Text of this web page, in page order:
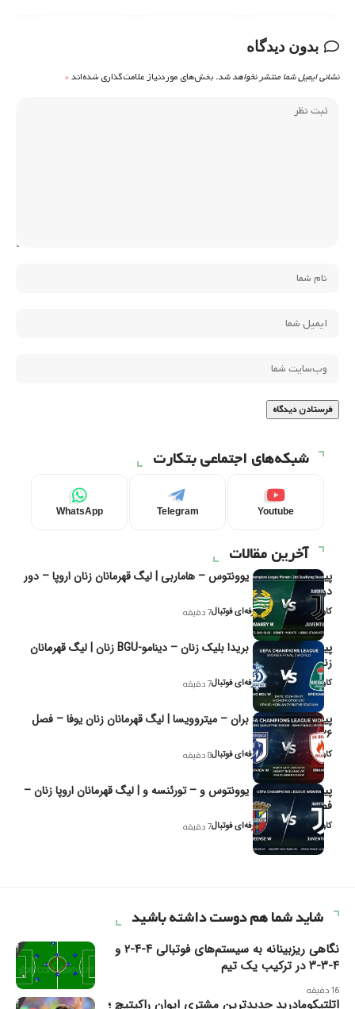
بدون دیدگاه
نشانی ایمیل شما منتشر نخواهد شد. بخش‌های موردنیاز علامت‌گذاری شده‌اند*
شبکه‌های اجتماعی بتکارت
Youtube
Telegram
WhatsApp
آخرین مقالات
پیش‌بینی و تحلیل یوونتوس – هاماربی | لیگ قهرمانان زنان اروپا – دور
دوم مرحله
کاوه نیک‌فر، تحلیل‌گر حرفه‌ای فوتبال7 دقیقه
پیش‌بینی و تحلیل بریدا بلیک زنان – دینامو-BGU زنان | لیگ قهرمانان
زنان یوفا
کاوه نیک‌فر، تحلیل‌گر حرفه‌ای فوتبال7 دقیقه
پیش‌بینی و تحلیل بران – میتروویسا | لیگ قهرمانان زنان یوفا – فصل
۲۰۲۶
کاوه نیک‌فر، تحلیل‌گر حرفه‌ای فوتبال8 دقیقه
پیش‌بینی و تحلیل یوونتوس و – تورئنسه و | لیگ قهرمانان اروپا زنان –
فصل ۲۰۲۶
کاوه نیک‌فر، تحلیل‌گر حرفه‌ای فوتبال7 دقیقه
شاید شما هم دوست داشته باشید
نگاهی ریزبینانه به سیستم‌های فوتبالی ۴-۴-۲ و
۴-۳-۳ در ترکیب یک تیم
16 دقیقه
اتلتیکومادرید جدیدترین مشتری ایوان راکیتیچ ؛